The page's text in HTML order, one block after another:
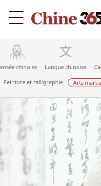
chinoise Langue chinoise
Peinture et calligraphie Arts